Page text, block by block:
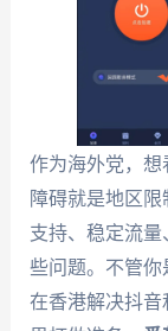
作为海外党，想
障碍就是地区限
支持、稳定流
些问题。不管你
在香港解决抖音